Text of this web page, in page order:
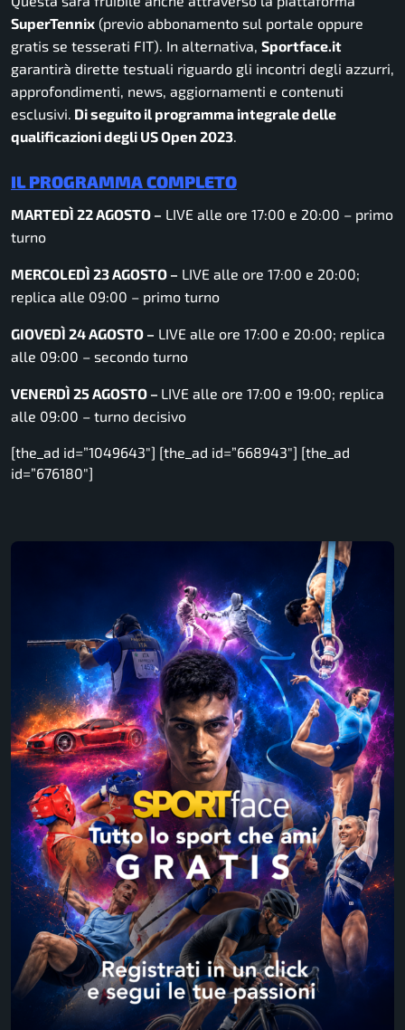
SuperTennix (previo abbonamento sul portale oppure
gratis se tesserati FIT). In alternativa, Sportface.it
garantirà dirette testuali riguardo gli incontri degli azzurri,
approfondimenti, news, aggiornamenti e contenuti
esclusivi. Di seguito il programma integrale delle
qualificazioni degli US Open 2023.
IL PROGRAMMA COMPLETO
MARTEDÌ 22 AGOSTO – LIVE alle ore 17:00 e 20:00 – primo
turno
MERCOLEDÌ 23 AGOSTO – LIVE alle ore 17:00 e 20:00;
replica alle 09:00 – primo turno
GIOVEDÌ 24 AGOSTO – LIVE alle ore 17:00 e 20:00; replica
alle 09:00 – secondo turno
VENERDÌ 25 AGOSTO – LIVE alle ore 17:00 e 19:00; replica
alle 09:00 – turno decisivo
[the_ad id=”1049643″] [the_ad id=”668943″] [the_ad
id=”676180″]